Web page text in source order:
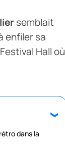
semblait
enfiler sa
Hall où
dans la